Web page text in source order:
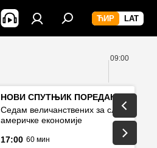
09:00
НОВИ СПУТЊИК ПОРЕДАК
Седам величанствених за слом
америчке економије
17:00 60 мин